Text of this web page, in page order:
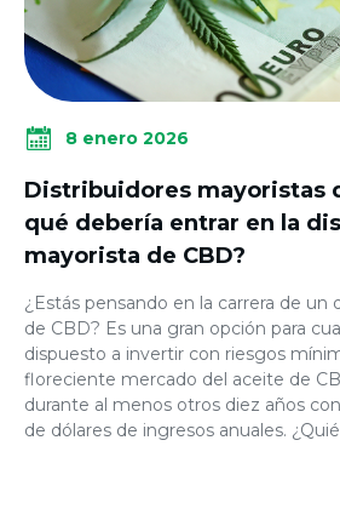
8 enero 2026
Distribuidores mayoristas
qué debería entrar en la
mayorista de CBD?
¿Estás pensando en la carrera de un
de CBD? Es una gran opción para
dispuesto a invertir con riesgos
floreciente mercado del aceite de
durante al menos otros diez años
de dólares de ingresos anuales.